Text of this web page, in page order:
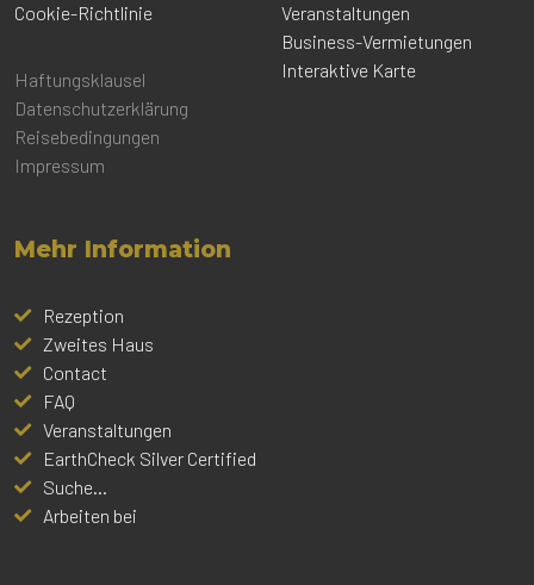
Cookie-Richtlinie
Haftungsklausel
Datenschutzerklärung
Reisebedingungen
Impressum
Veranstaltungen
Business-Vermietungen
Interaktive Karte
Mehr Information
Rezeption
Zweites Haus
Contact
FAQ
Veranstaltungen
EarthCheck Silver Certified
Suche...
Arbeiten bei